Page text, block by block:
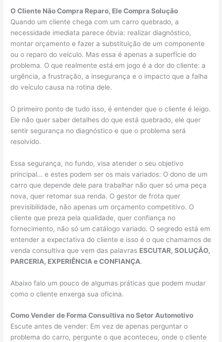
O Cliente Não Compra Reparo, Ele Compra Solução
Quando um cliente chega com um carro quebrado, a
necessidade imediata parece óbvia: realizar diagnóstico,
montar orçamento e fazer a substituição de um componente
ou o reparo do veículo. Mas essa é apenas a superfície do
problema. O que realmente está em jogo é a dor do cliente: a
urgência, a frustração, a insegurança e o impacto que a falha
do veículo causa na rotina dele.
O primeiro ponto de tudo isso, é entender que o cliente é leigo.
Ele não quer saber detalhes do que está quebrado, ele quer
sentir segurança no diagnóstico e que o problema será
resolvido.
Essa segurança, no fundo, visa atender o seu objetivo
principal… e estes podem ser os mais variados: O dono de um
carro que depende dele para trabalhar não quer só uma peça
nova, quer retomar sua renda. O gestor de frota quer
previsibilidade, não apenas um orçamento competitivo. O
cliente que preza pela qualidade, quer confiança no
fornecimento, não só um catálogo variado. O segredo está em
entender a expectativa do cliente e isso é o que chamamos de
venda consultiva que vem das palavras ESCUTAR, SOLUÇÃO,
PARCERIA, EXPERIÊNCIA e CONFIANÇA.
Abaixo falo um pouco de algumas práticas que podem mudar
como o cliente enxerga sua oficina.
Como Vender de Forma Consultiva no Setor Automotivo
Escute antes de vender: Em vez de apenas perguntar o
problema do carro, pergunte o que aconteceu, onde o cliente